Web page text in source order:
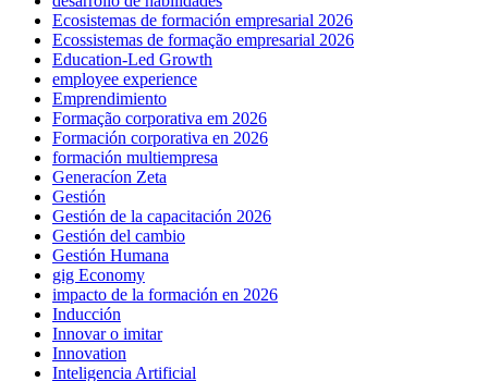
Ecosistemas de formación empresarial 2026
Ecossistemas de formação empresarial 2026
Education-Led Growth
employee experience
Emprendimiento
Formação corporativa em 2026
Formación corporativa en 2026
formación multiempresa
Generacíon Zeta
Gestión
Gestión de la capacitación 2026
Gestión del cambio
Gestión Humana
gig Economy
impacto de la formación en 2026
Inducción
Innovar o imitar
Innovation
Inteligencia Artificial